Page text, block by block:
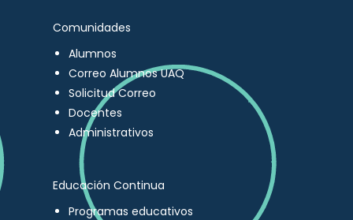
Comunidades
Alumnos
Correo Alumnos UAQ
Solicitud Correo
Docentes
Administrativos
Educación Continua
Programas educativos